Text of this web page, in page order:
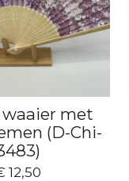
waaier met
(D-Chi-
12,50